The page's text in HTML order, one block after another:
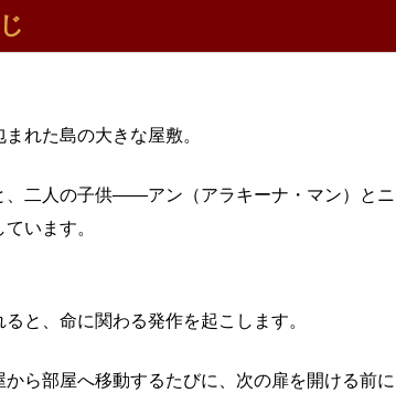
れた島の大きな屋敷。
、二人の子供——アン（アラキーナ・マン）とニ
います。
と、命に関わる発作を起こします。
ら部屋へ移動するたびに、次の扉を開ける前に